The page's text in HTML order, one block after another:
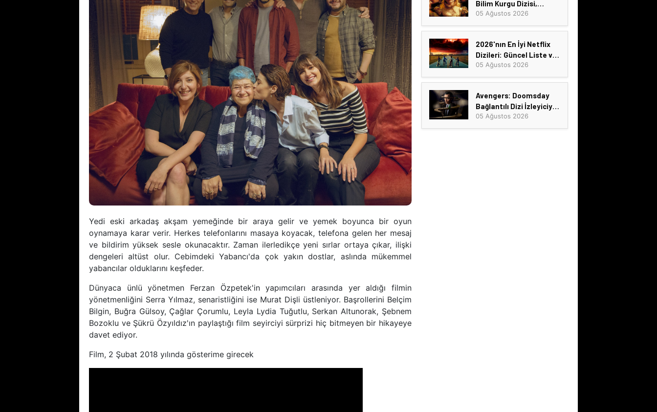
Yedi eski arkadaş akşam yemeğinde bir araya gelir ve yemek boyunca bir oyun
oynamaya karar verir. Herkes telefonlarını masaya koyacak, telefona gelen her mesaj
ve bildirim yüksek sesle okunacaktır. Zaman ilerledikçe yeni sırlar ortaya çıkar, ilişki
dengeleri altüst olur. Cebimdeki Yabancı'da çok yakın dostlar, aslında mükemmel
yabancılar olduklarını keşfeder.
Dünyaca ünlü yönetmen Ferzan Özpetek'in yapımcıları arasında yer aldığı filmin
yönetmenliğini Serra Yılmaz, senaristliğini ise Murat Dişli üstleniyor. Başrollerini Belçim
Bilgin, Buğra Gülsoy, Çağlar Çorumlu, Leyla Lydia Tuğutlu, Serkan Altunorak, Şebnem
Bozoklu ve Şükrü Özyıldız'ın paylaştığı film seyirciyi sürprizi hiç bitmeyen bir hikayeye
davet ediyor.
Film, 2 Şubat 2018 yılında gösterime girecek
Bilim Kurgu Dizisi,
TV'nin En İyi Gerilim
Serilerinden
05 Ağustos 2026
2026'nın En İyi Netflix
Dizileri: Güncel Liste ve
İzlenecekler
05 Ağustos 2026
Avengers: Doomsday
Bağlantılı Dizi İzleyiciyle
Buluşuyor
05 Ağustos 2026